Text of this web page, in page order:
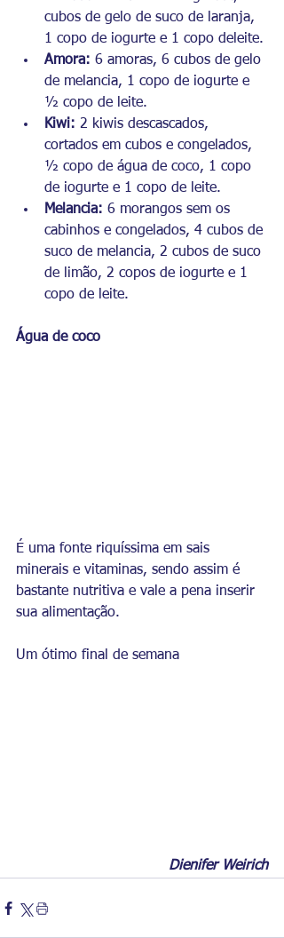
cubos de gelo de suco de laranja,
1 copo de iogurte e 1 copo deleite.
Amora: 6 amoras, 6 cubos de gelo
de melancia, 1 copo de iogurte e
½ copo de leite.
Kiwi: 2 kiwis descascados,
cortados em cubos e congelados,
½ copo de água de coco, 1 copo
de iogurte e 1 copo de leite.
Melancia: 6 morangos sem os
cabinhos e congelados, 4 cubos de
suco de melancia, 2 cubos de suco
de limão, 2 copos de iogurte e 1
copo de leite.
Água de coco
É uma fonte riquíssima em sais
minerais e vitaminas, sendo assim é
bastante nutritiva e vale a pena inserir
sua alimentação.
Um ótimo final de semana
Dienifer Weirich